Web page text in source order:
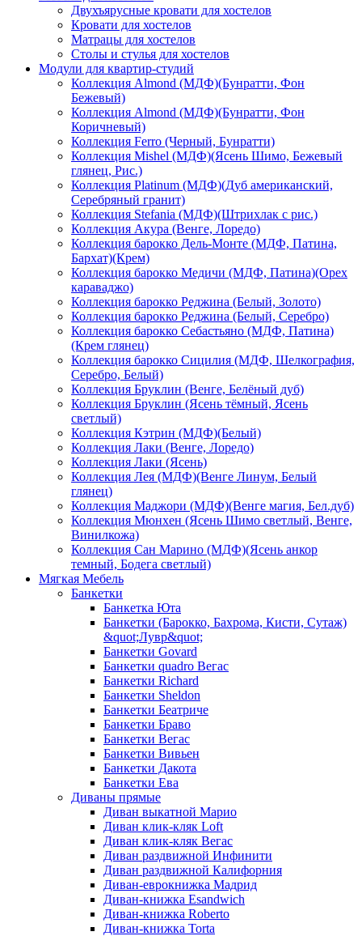
Двухъярусные кровати для хостелов
Кровати для хостелов
Матрацы для хостелов
Столы и стулья для хостелов
Модули для квартир-студий
Коллекция Almond (МДФ)(Бунратти, Фон
Бежевый)
Коллекция Almond (МДФ)(Бунратти, Фон
Коричневый)
Коллекция Ferro (Черный, Бунратти)
Коллекция Mishel (МДФ)(Ясень Шимо, Бежевый
глянец, Рис.)
Коллекция Platinum (МДФ)(Дуб американский,
Серебряный гранит)
Коллекция Stefania (МДФ)(Штрихлак с рис.)
Коллекция Акура (Венге, Лоредо)
Коллекция барокко Дель-Монте (МДФ, Патина,
Бархат)(Крем)
Коллекция барокко Медичи (МДФ, Патина)(Орех
караваджо)
Коллекция барокко Реджина (Белый, Золото)
Коллекция барокко Реджина (Белый, Серебро)
Коллекция барокко Себастьяно (МДФ, Патина)
(Крем глянец)
Коллекция барокко Сицилия (МДФ, Шелкография,
Серебро, Белый)
Коллекция Бруклин (Венге, Белёный дуб)
Коллекция Бруклин (Ясень тёмный, Ясень
светлый)
Коллекция Кэтрин (МДФ)(Белый)
Коллекция Лаки (Венге, Лоредо)
Коллекция Лаки (Ясень)
Коллекция Лея (МДФ)(Венге Линум, Белый
глянец)
Коллекция Маджори (МДФ)(Венге магия, Бел.дуб)
Коллекция Мюнхен (Ясень Шимо светлый, Венге,
Винилкожа)
Коллекция Сан Марино (МДФ)(Ясень анкор
темный, Бодега светлый)
Мягкая Мебель
Банкетки
Банкетка Юта
Банкетки (Барокко, Бахрома, Кисти, Сутаж)
&quot;Лувр&quot;
Банкетки Govard
Банкетки quadro Вегас
Банкетки Richard
Банкетки Sheldon
Банкетки Беатриче
Банкетки Браво
Банкетки Вегас
Банкетки Вивьен
Банкетки Дакота
Банкетки Ева
Диваны прямые
Диван выкатной Марио
Диван клик-кляк Loft
Диван клик-кляк Вегас
Диван раздвижной Инфинити
Диван раздвижной Калифорния
Диван-еврокнижка Мадрид
Диван-книжка Esandwich
Диван-книжка Roberto
Диван-книжка Torta